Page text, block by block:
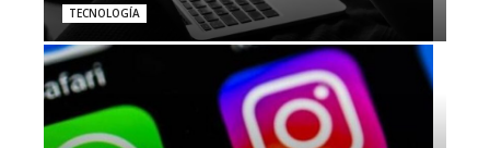
TECNOLOGÍA